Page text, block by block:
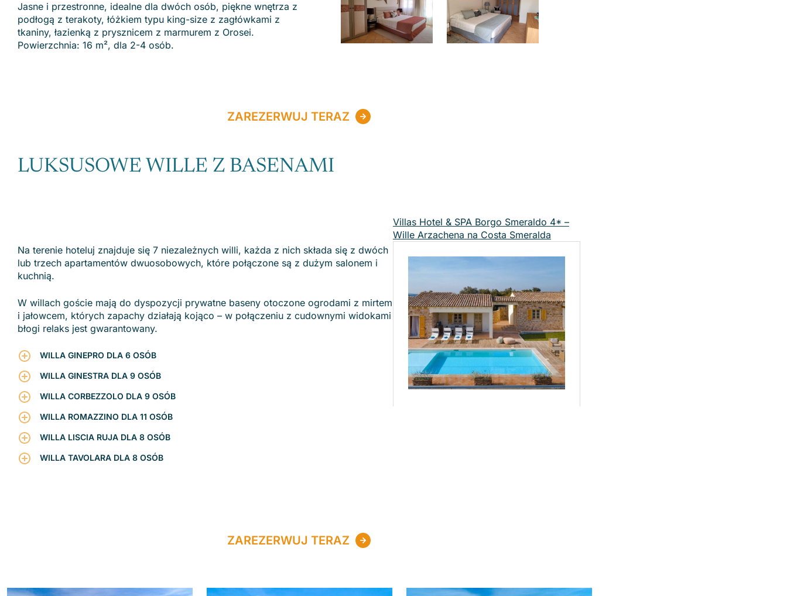
Jasne i przestronne, idealne dla dwóch osób, piękne wnętrza z
podłogą z terakoty, łóżkiem typu king-size z zagłówkami z
tkaniny, łazienką z prysznicem z marmurem z Orosei.
Powierzchnia: 16 m², dla 2-4 osób.
ZAREZERWUJ TERAZ
LUKSUSOWE WILLE Z BASENAMI
Na terenie hoteluj znajduje się 7 niezależnych willi, każda z nich składa się z dwóch
lub trzech apartamentów dwuosobowych, które połączone są z dużym salonem i
kuchnią.
W willach goście mają do dyspozycji prywatne baseny otoczone ogrodami z mirtem
i jałowcem, których zapachy działają kojąco – w połączeniu z cudownymi widokami
błogi relaks jest gwarantowany.
WILLA GINEPRO DLA 6 OSÓB
WILLA GINESTRA DLA 9 OSÓB
WILLA CORBEZZOLO DLA 9 OSÓB
WILLA ROMAZZINO DLA 11 OSÓB
WILLA LISCIA RUJA DLA 8 OSÓB
WILLA TAVOLARA DLA 8 OSÓB
Villas Hotel & SPA Borgo Smeraldo 4* –
Wille Arzachena na Costa Smeralda
ZAREZERWUJ TERAZ